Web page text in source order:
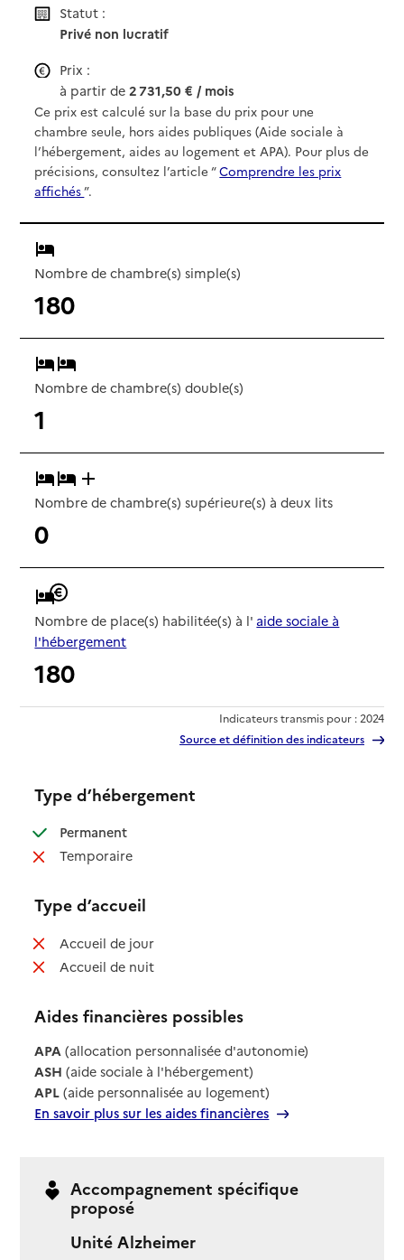
Statut :
Privé non lucratif
Prix :
à partir de2 731,50 € / mois
Ce prix est calculé sur la base du prix pour une
chambre seule, hors aides publiques (Aide sociale à
l’hébergement, aides au logement et APA). Pour plus de
précisions, consultez l’article “Comprendre les prix
affichés”.
Nombre de chambre(s) simple(s)
180
Nombre de chambre(s) double(s)
1
Nombre de chambre(s) supérieure(s) à deux lits
0
Nombre de place(s) habilitée(s) à l' aide sociale à
l'hébergement
180
Indicateurs transmis pour : 2024
Source et définition des indicateurs
Type d’hébergement
Permanent: disponible
Temporaire: non disponible
Type d’accueil
Accueil de jour: non disponible
Accueil de nuit: non disponible
Aides financières possibles
APA (allocation personnalisée d'autonomie)
ASH (aide sociale à l'hébergement)
APL (aide personnalisée au logement)
En savoir plus sur les aides financières
Accompagnement spécifique
proposé
Unité Alzheimer